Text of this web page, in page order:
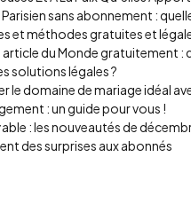
Parisien sans abonnement :
et méthodes gratuites et
article du Monde gratuitement :
solutions légales ?
le domaine de mariage idéal
: un guide pour vous !
: les nouveautés de
des surprises aux abonnés